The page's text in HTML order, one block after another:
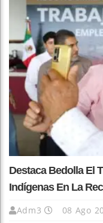
Destaca Bedolla El
Indígenas En La
Adm3 08 Ago